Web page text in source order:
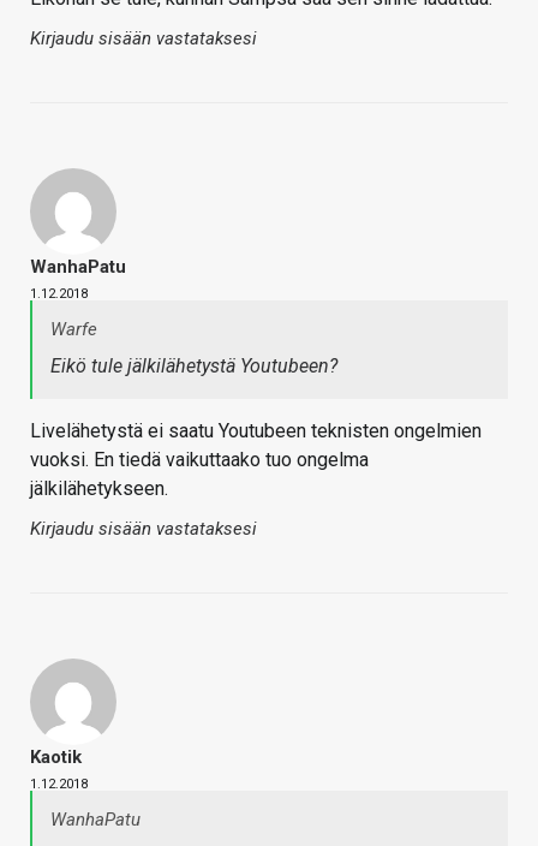
Kirjaudu sisään vastataksesi
WanhaPatu
1.12.2018
Warfe
Eikö tule jälkilähetystä Youtubeen?
Livelähetystä ei saatu Youtubeen teknisten ongelmien
vuoksi. En tiedä vaikuttaako tuo ongelma
jälkilähetykseen.
Kirjaudu sisään vastataksesi
Kaotik
1.12.2018
WanhaPatu